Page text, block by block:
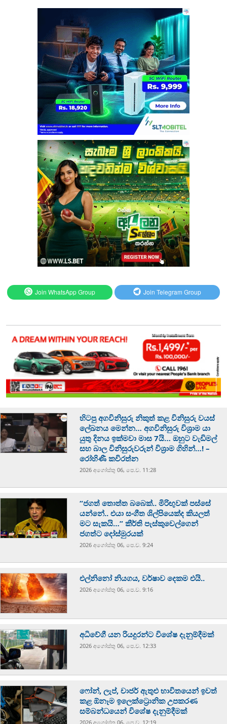
Join WhatsApp Group Join Telegram Group
හිටපු අගවිනිසුරු නිකුත් කළ විනිසුරු වයස්
ලේඛනය මෙන්න… අගවිනිසුරු විශ්‍රාම යා
යුතු දිනය ඉක්මවා මාස 7යි… ඔහුට වැඩිමල්
සහ බාල විනිසුරුවරුන් විශ්‍රාම ගිහින්…! –
රෝහිණී කවිරත්න
2026 අගෝස්‍තු 06, පෙ.ව. 11:28
“ජගත් තොත්ත බබෙක්.. මිරිඟුවක් පස්සේ
යන්නේ.. එයා සංගීත ශිල්පියෙක්ද කියලත්
මට සැකයි…” කීර්ති පැස්කුවෙල්ගෙන්
ජගත්ට දෝස්මුරයක්
2026 අගෝස්‍තු 06, පෙ.ව. 9:24
එල්නිනෝ නියගය, වර්ෂාව දෙකම එයි..
2026 අගෝස්‍තු 06, පෙ.ව. 9:16
අධිවේගී යන රියදුරන්ට විශේෂ දැනුම්දීමක්
2026 අගෝස්‍තු 06, පෙ.ව. 12:33
ෆෝන්, ලැප්, චාජර් ඇතුළු භාවිතයෙන් ඉවත්
කළ ඕනෑම ඉලෙක්ට්‍රොනික උපකරණ
සම්බන්ධයෙන් විශේෂ දැනුම්දීමක්
2026 අගෝස්‍තු 06, පෙ.ව. 12:19